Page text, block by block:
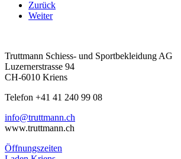
Zurück
Weiter
Truttmann Schiess- und Sportbekleidung AG
Luzernerstrasse 94
CH-6010 Kriens
Telefon +41 41 240 99 08
hc.nnamtturt@ofni
www.truttmann.ch
Öffnungszeiten